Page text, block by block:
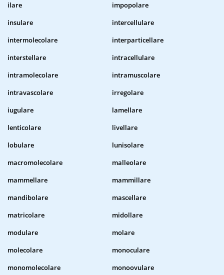
ilare
impopolare
insulare
intercellulare
intermolecolare
interparticellare
interstellare
intracellulare
intramolecolare
intramuscolare
intravascolare
irregolare
iugulare
lamellare
lenticolare
livellare
lobulare
lunisolare
macromolecolare
malleolare
mammellare
mammillare
mandibolare
mascellare
matricolare
midollare
modulare
molare
molecolare
monoculare
monomolecolare
monoovulare